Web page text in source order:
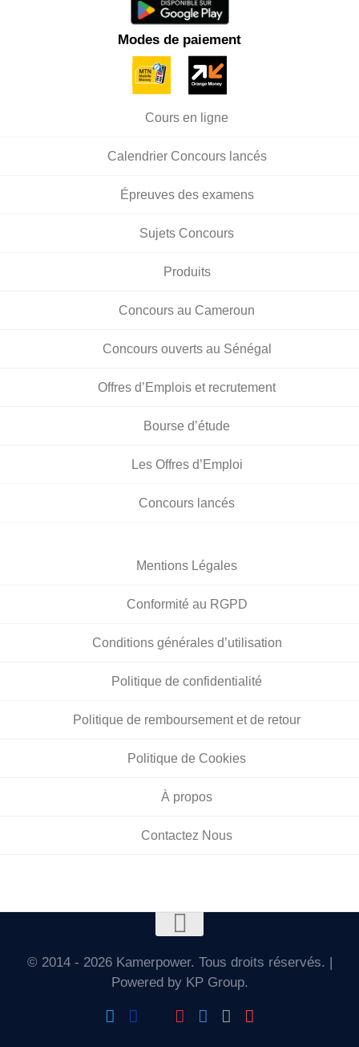
Modes de paiement
Cours en ligne
Calendrier Concours lancés
Épreuves des examens
Sujets Concours
Produits
Concours au Cameroun
Concours ouverts au Sénégal
Offres d’Emplois et recrutement
Bourse d’étude
Les Offres d’Emploi
Concours lancés
Mentions Légales
Conformité au RGPD
Conditions générales d’utilisation
Politique de confidentialité
Politique de remboursement et de retour
Politique de Cookies
À propos
Contactez Nous
© 2014 - 2026 Kamerpower. Tous droits réservés. |
Powered by KP Group.